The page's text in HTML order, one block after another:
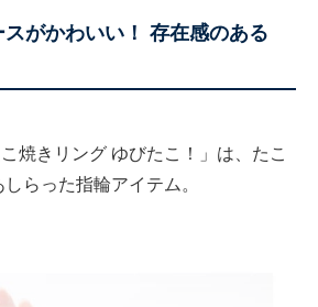
がかわいい！ 存在感のある
焼きリング ゆびたこ！」は、たこ
らった指輪アイテム。